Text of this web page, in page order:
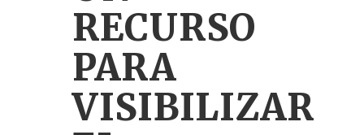
RECURSO
PARA
VISIBILIZAR